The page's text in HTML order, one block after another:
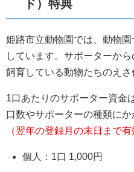
ド）特典
姫路市立動物園では、動物
しています。サポーターか
飼育している動物たちのえさ
1口あたりのサポーター資金
口数やサポーターの種類にか
（翌年の登録月の末日まで有
個人：1口 1,000円